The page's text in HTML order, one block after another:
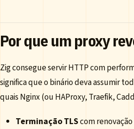
Por que um proxy
Zig consegue servir HTTP com
significa que o binário deva assumir
quais Nginx (ou HAProxy, Traefik,
Terminação TLScom